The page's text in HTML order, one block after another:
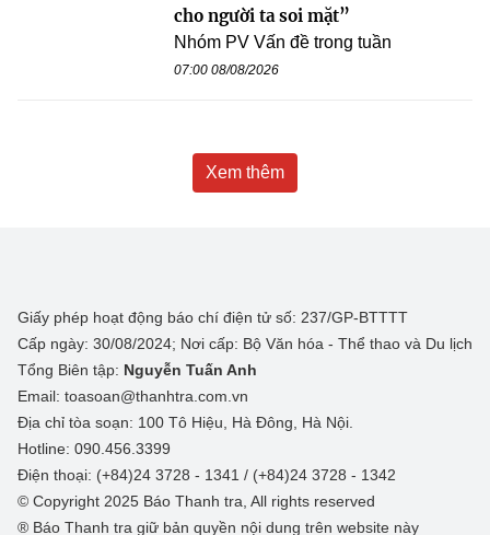
cho người ta soi mặt”
Nhóm PV Vấn đề trong tuần
07:00 08/08/2026
Xem thêm
Giấy phép hoạt động báo chí điện tử số: 237/GP-BTTTT
Cấp ngày: 30/08/2024; Nơi cấp: Bộ Văn hóa - Thể thao và Du lịch
Tổng Biên tập: Nguyễn Tuấn Anh
Email: toasoan@thanhtra.com.vn
Địa chỉ tòa soạn: 100 Tô Hiệu, Hà Đông, Hà Nội.
Hotline: 090.456.3399
Điện thoại: (+84)24 3728 - 1341 / (+84)24 3728 - 1342
© Copyright 2025 Báo Thanh tra, All rights reserved
® Báo Thanh tra giữ bản quyền nội dung trên website này